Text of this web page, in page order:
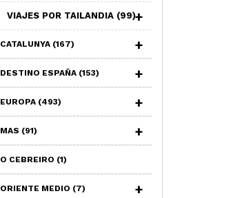
VIAJES POR TAILANDIA (99)
CATALUNYA (167)
DESTINO ESPAÑA (153)
EUROPA (493)
MAS (91)
O CEBREIRO (1)
ORIENTE MEDIO (7)